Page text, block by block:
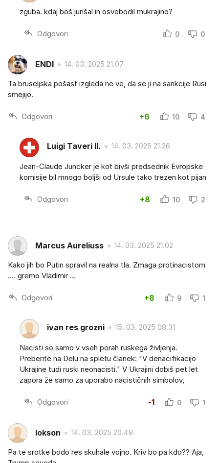
zguba. kdaj boš jurišal in osvobodil mukrajino?
Odgovori 0 0
ENDI 14. 03. 2025 21.07
Ta bruseljska pošast izgleda ne ve, da se ji na sankcije Rusi
smejijo.
Odgovori +6 10 4
Luigi Taveri II. 14. 03. 2025 21.26
Jean-Claude Juncker je kot bivši predsednik Evropske
komisije bil mnogo boljši od Ursule tako trezen kot pijan
Odgovori +8 10 2
Marcus Aureliuss 14. 03. 2025 21.02
Kako jih bo Putin spravil na realna tla. Zmaga protinacistom
.... gremo Vladimir ...
Odgovori +8 9 1
ivan res grozni 15. 03. 2025 08.31
Nacisti so samo v vseh porah ruskega življenja.
Preberite na Delu na spletu članek: "V denacifikacijo
Ukrajine tudi ruski neonacisti." V Ukrajini dobiš pet let
zapora že samo za uporabo nacističnih simbolov,
Odgovori -1 0 1
lokson 14. 03. 2025 20.48
Pa te srotke bodo res skuhale vojno. Kriv bo pa kdo?? Aja,